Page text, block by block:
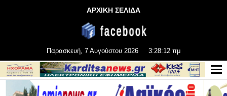
ΑΡΧΙΚΗ ΣΕΛΙΔΑ
Παρασκευή, 7 Αυγούστου 2026 3:28:13 πμ